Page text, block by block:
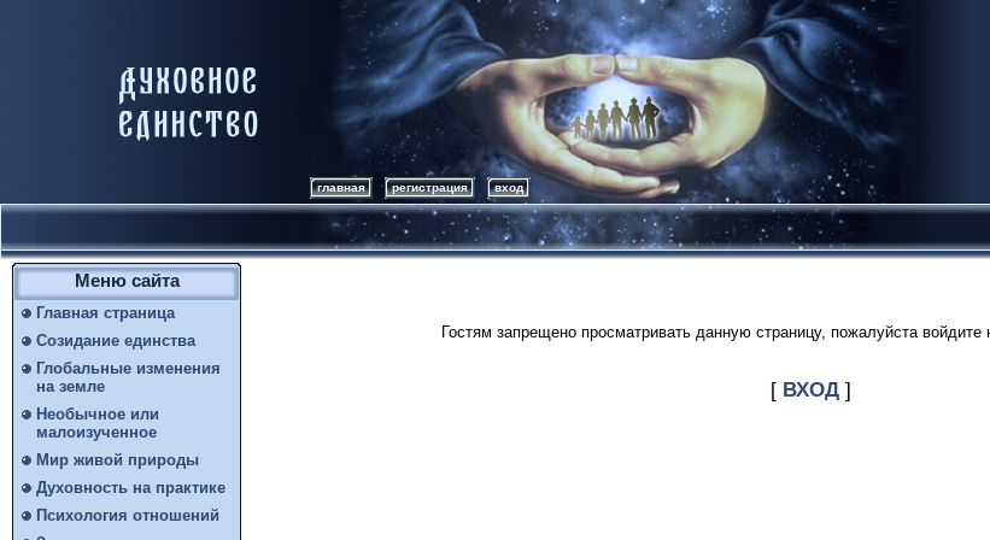
главная регистрация вход
Меню сайта
Главная страница
Созидание единства
Глобальные изменения
на земле
Необычное или
малоизученное
Мир живой природы
Духовность на практике
Психология отношений
Гостям запрещено просматривать данную страницу, пожалуйста войдите
[ ВХОД]